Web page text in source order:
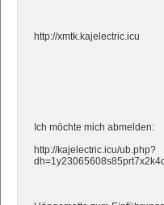
http://xmtk.kajelectric.icu
Ich möchte mich abmelden:
http://kajelectric.icu/ub.php?